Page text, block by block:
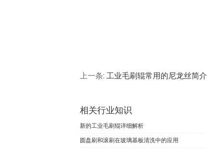
上一条: 工业毛刷辊常用的尼龙丝简介
相关行业知识
新的工业毛刷辊详细解析
圆盘刷和滚刷在玻璃基板清洗中的应用